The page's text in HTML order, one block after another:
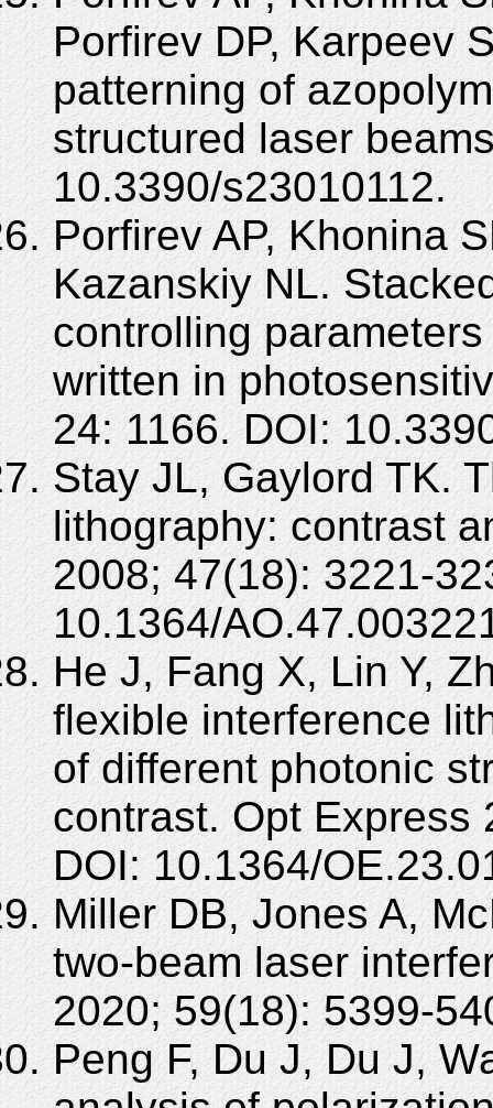
Porfirev DP, Karpeev
patterning of
structured laser
10.3390/s23010112.
Porfirev AP, Khonina
Kazanskiy NL.
controlling
written in
24: 1166. DOI:
Stay JL, Gaylord TK.
lithography: contrast
2008; 47(18): 3221-
10.1364/
He J, Fang X, Lin Y,
flexible interference
of different photonic
contrast. Opt Express
DOI: 10.1364/
Miller DB, Jones A,
two-beam laser
2020; 59(18): 5399-
Peng F, Du J, Du J,